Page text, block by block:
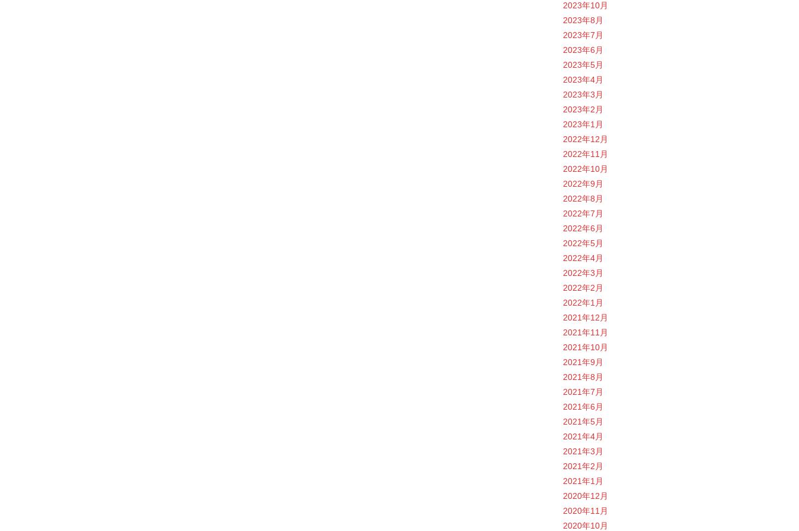
2023年10月
2023年8月
2023年7月
2023年6月
2023年5月
2023年4月
2023年3月
2023年2月
2023年1月
2022年12月
2022年11月
2022年10月
2022年9月
2022年8月
2022年7月
2022年6月
2022年5月
2022年4月
2022年3月
2022年2月
2022年1月
2021年12月
2021年11月
2021年10月
2021年9月
2021年8月
2021年7月
2021年6月
2021年5月
2021年4月
2021年3月
2021年2月
2021年1月
2020年12月
2020年11月
2020年10月